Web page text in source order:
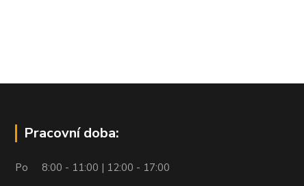
Pracovní doba:
Po 8:00 - 11:00 | 12:00 - 17:00